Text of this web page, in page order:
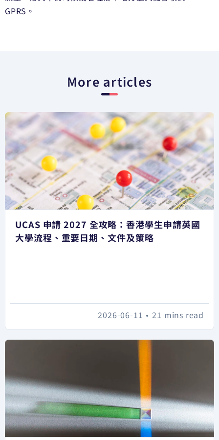
GPRS。
More articles
UCAS 申請 2027 全攻略：香港學生申請英國
大學流程、重要日期、文件及策略
21 mins read
•
2026-06-11